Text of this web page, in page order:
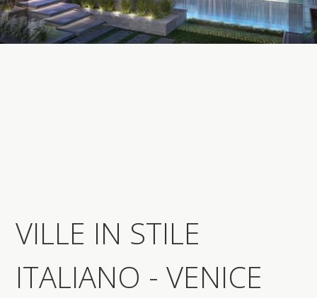
VILLE IN STILE
ITALIANO - VENICE